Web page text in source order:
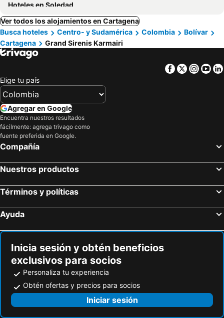
Hoteles en Soledad
Ver todos los alojamientos en Cartagena
Busca hoteles
Centro- y Sudamérica Colombia
Bolívar
Cartagena
Grand Sirenis Karmairi
Facebook
Twitter
Elige tu país
Agregar en Google
Encuentra nuestros resultados
fácilmente: agrega trivago como
fuente preferida en Google.
Compañía
Nuestros productos
Términos y políticas
Ayuda
Inicia sesión y obtén beneficios
exclusivos para socios
Personaliza tu experiencia
Obtén ofertas y precios para socios
Iniciar sesión